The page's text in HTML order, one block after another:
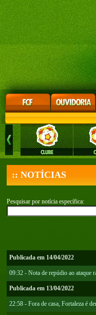
:: NOTÍCIAS
Pesquisar por notícia específica:
Publicada em 14/04/2022
09:32 - Nota de repúdio ao ataque
Publicada em 13/04/2022
22:58 - Fora de casa, Fortaleza é